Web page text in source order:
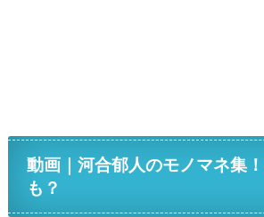
動画｜河合郁人のモノマネ集
も？